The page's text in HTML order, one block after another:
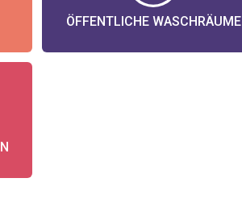
ÖFFENTLICHE WASCHRÄUME